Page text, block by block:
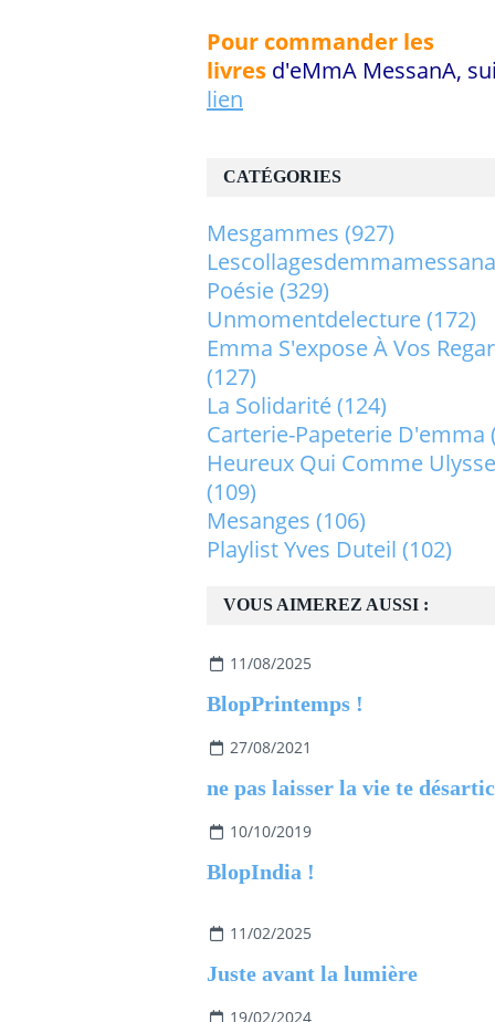
VOUS AIMEREZ AUSSI :
11/08/2025
BlopPrintemps !
27/08/2021
ne pas laisser la vie te
10/10/2019
BlopIndia !
11/02/2025
Juste avant la lumière
19/02/2024
CATÉGORIES
Mesgammes (927)
Lescollagesdemmamessana
Poésie(329)
Unmomentdelecture(172)
Emma S'expose À Vos
(127)
La Solidarité(124)
Carterie-Papeterie D'emma
Heureux Qui Comme
(109)
Mesanges (106)
Playlist Yves Duteil (102)
Pour commander les
livres d'eMmA MessanA,
lien